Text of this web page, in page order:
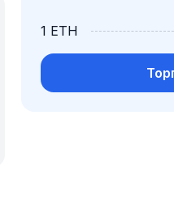
1 ETH